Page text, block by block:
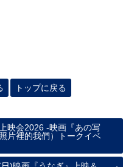
トップに戻る
映会2026 -映画『あの写
片裡的我們）トークイベ